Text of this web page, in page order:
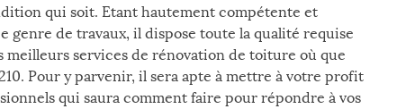
qui soit. Etant hautement compétente et
genre de travaux, il dispose toute la qualité requise
meilleurs services de rénovation de toiture où que
Pour y parvenir, il sera apte à mettre à votre profit
qui saura comment faire pour répondre à vos